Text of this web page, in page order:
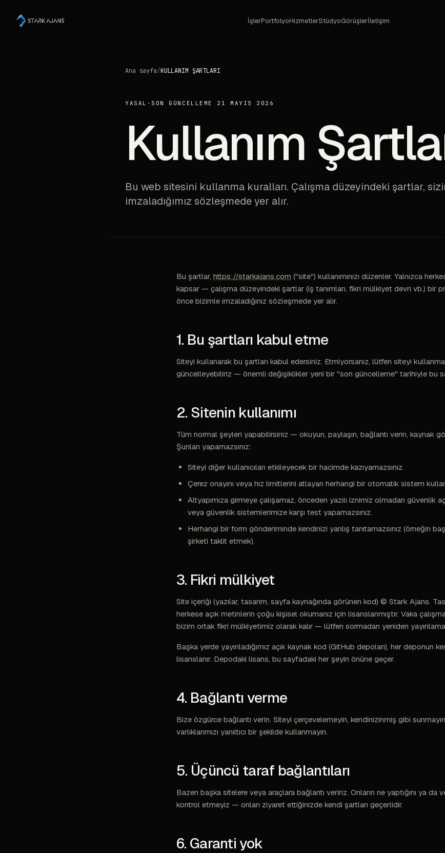
İşlerPortfolyoHizmetlerStüdyoGörüşlerİletişim
Ana sayfa/KULLANIM ŞARTLARI
YASAL · SON GÜNCELLEME 21 MAYIS 2026
Kullanım
Bu web sitesini kullanma kuralları. Çalışma düzeyindeki şartlar,
imzaladığımız sözleşmede yer alır.
Bu şartlar, https://starkajans.com ("site") kullanımınızı düzenler. Yalnızca
kapsar — çalışma düzeyindeki şartlar (iş tanımları, fikri mülkiyet devri vb.) bir
önce bizimle imzaladığınız sözleşmede yer alır.
1. Bu şartları kabul etme
Siteyi kullanarak bu şartları kabul edersiniz. Etmiyorsanız, lütfen siteyi
güncelleyebiliriz — önemli değişiklikler yeni bir "son güncelleme" tarihiyle bu
2. Sitenin kullanımı
Tüm normal şeyleri yapabilirsiniz — okuyun, paylaşın, bağlantı verin, kaynak
Şunları yapamazsınız:
Siteyi diğer kullanıcıları etkileyecek bir hacimde kazıyamazsınız.
Çerez onayını veya hız limitlerini atlayan herhangi bir otomatik sistem
Altyapımıza girmeye çalışamaz, önceden yazılı iznimiz olmadan güvenlik
veya güvenlik sistemlerimize karşı test yapamazsınız.
Herhangi bir form gönderiminde kendinizi yanlış tanıtamazsınız (örneğin
şirketi taklit etmek).
3. Fikri mülkiyet
Site içeriği (yazılar, tasarım, sayfa kaynağında görünen kod) © Stark Ajans.
herkese açık metinlerin çoğu kişisel okumanız için lisanslanmıştır. Vaka
bizim ortak fikri mülkiyetimiz olarak kalır — lütfen sormadan yeniden
Başka yerde yayınladığımız açık kaynak kod (GitHub depoları), her deponun
lisanslanır. Depodaki lisans, bu sayfadaki her şeyin önüne geçer.
4. Bağlantı verme
Bize özgürce bağlantı verin. Siteyi çerçevelemeyin, kendinizinmiş gibi
varlıklarımızı yanıltıcı bir şekilde kullanmayın.
5. Üçüncü taraf bağlantıları
Bazen başka sitelere veya araçlara bağlantı veririz. Onların ne yaptığını ya da
kontrol etmeyiz — onları ziyaret ettiğinizde kendi şartları geçerlidir.
6. Garanti yok